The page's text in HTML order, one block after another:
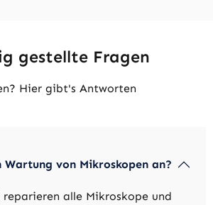
gestellte Fragen
Hier gibt's Antworten
Wartung von Mikroskopen an?
alle Mikroskope und